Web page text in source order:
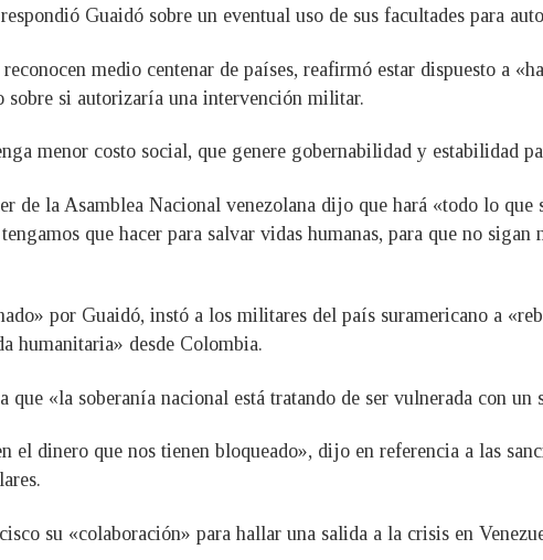
Guaidó sobre un eventual uso de sus facultades para
medio centenar de países, reafirmó estar dispuesto a
sobre si autorizaría una intervención militar.
menor costo social, que genere gobernabilidad y estabilidad
de la Asamblea Nacional venezolana dijo que hará «todo lo que
que hacer para salvar vidas humanas, para que no
por Guaidó, instó a los militares del país suramericano a
humanitaria» desde Colombia.
que «la soberanía nacional está tratando de ser vulnerada con
el dinero que nos tienen bloqueado», dijo en referencia a las
su «colaboración» para hallar una salida a la crisis en